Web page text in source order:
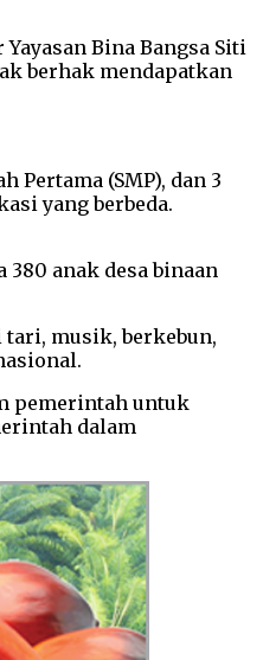
Bina Bangsa Siti
berhak mendapatkan
Pertama (SMP), dan 3
yang berbeda.
anak desa binaan
tari, musik, berkebun,
pemerintah untuk
dalam